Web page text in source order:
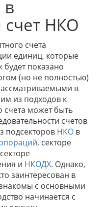
счет НКО
счета
единиц, которые
будет показано
(но не полностью)
в
из подходов к
счета может быть
счетов
подсекторов НКО в
, секторе
и НКОДХ. Однако,
заинтересован в
с основными
начинается с